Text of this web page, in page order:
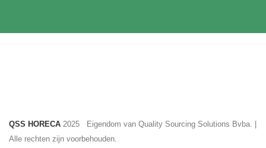
QSS HORECA 2025 Eigendom van Quality Sourcing Solutions Bvba. |
Alle rechten zijn voorbehouden.